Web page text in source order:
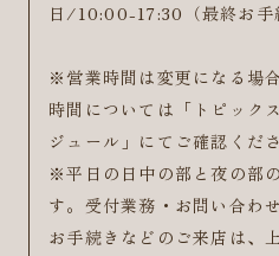
日/10:00-17:30（最終お手
※営業時間は変更になる場
時間については「トピック
ジュール」にてご確認くださ
※平日の日中の部と夜の部
す。受付業務・お問い合わ
お手続きなどのご来店は、